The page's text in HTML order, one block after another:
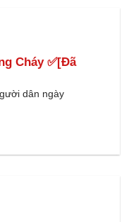
Cháy ✅[Đã
dân ngày